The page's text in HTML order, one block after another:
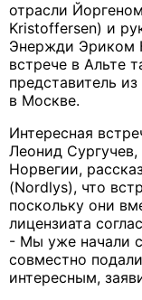
отрасли
Kristoffersen) и
Энержди Эриком
встрече в Альте
представитель
в Москве.
Интересная
Леонид Сургучев,
Норвегии,
(Nordlys), что
поскольку они
лицензиата
- Мы уже начали
совместно
интересным,